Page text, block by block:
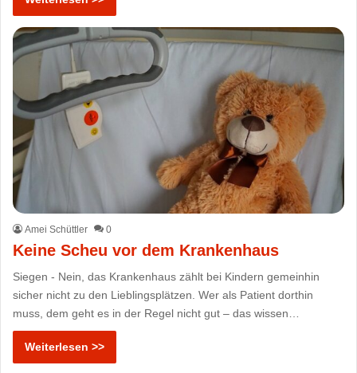
Amei Schüttler 0
Keine Scheu vor dem Krankenhaus
Siegen - Nein, das Krankenhaus zählt bei Kindern gemeinhin
sicher nicht zu den Lieblingsplätzen. Wer als Patient dorthin
muss, dem geht es in der Regel nicht gut – das wissen…
Weiterlesen >>